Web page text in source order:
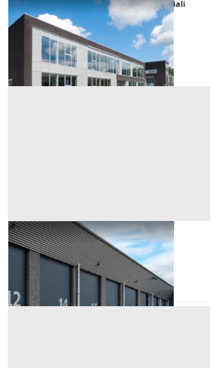
Fabbricati Costruiti per Esigenze Commerciali
all'asta a Vigonza
(Padova)
Offerta minima
54.300 € 72.400 €
Codice asta:4b6c39b8
20/10/2026
Garage o Autorimessa all'asta a Padova
Vigonza (Padova)
Offerta minima
5.865 € 7.820 €
Codice asta:
AA1446924
Asta chiusa